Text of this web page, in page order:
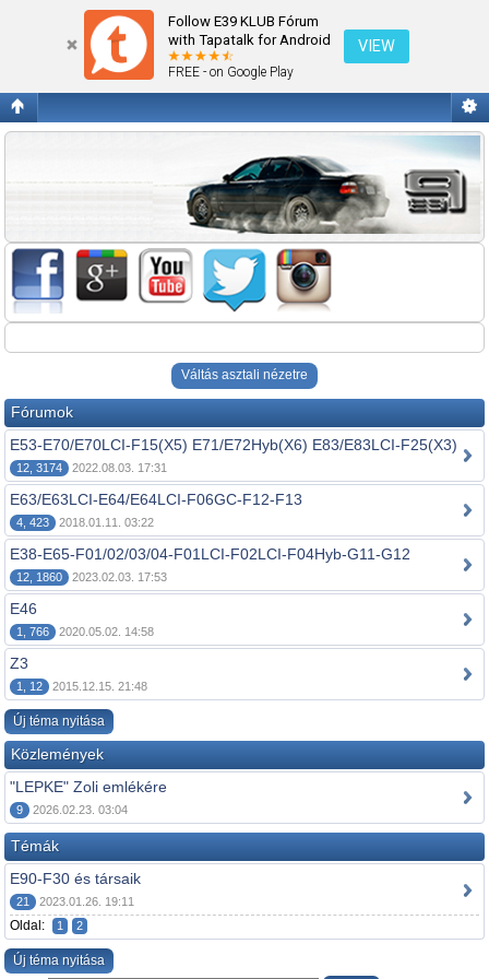
Follow E39 KLUB Fórum
with Tapatalk for Android
FREE - on Google Play
VIEW
Nem 5-ös BMW modelek.
Váltás asztali nézetre
Fórumok
E53-E70/E70LCI-F15(X5) E71/E72Hyb(X6) E83/E83LCI-F25(X3)
12, 3174 2022.08.03. 17:31
E63/E63LCI-E64/E64LCI-F06GC-F12-F13
4, 423 2018.01.11. 03:22
E38-E65-F01/02/03/04-F01LCI-F02LCI-F04Hyb-G11-G12
12, 1860 2023.02.03. 17:53
E46
1, 766 2020.05.02. 14:58
Z3
1, 12 2015.12.15. 21:48
Új téma nyitása
Közlemények
"LEPKE" Zoli emlékére
9 2026.02.23. 03:04
Témák
E90-F30 és társaik
21 2023.01.26. 19:11
Oldal: 1 2
Új téma nyitása